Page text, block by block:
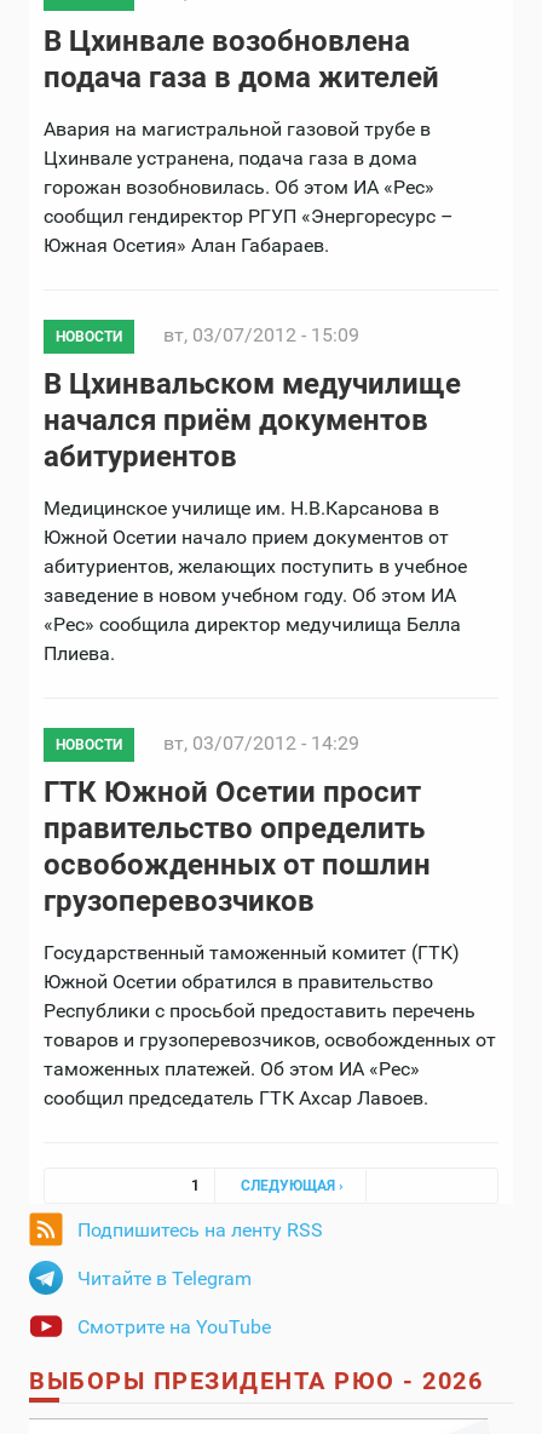
В Цхинвале возобновлена
подача газа в дома жителей
Авария на магистральной газовой трубе в
Цхинвале устранена, подача газа в дома
горожан возобновилась. Об этом ИА «Рес»
сообщил гендиректор РГУП «Энергоресурс –
Южная Осетия» Алан Габараев.
НОВОСТИ вт, 03/07/2012 - 15:09
В Цхинвальском медучилище
начался приём документов
абитуриентов
Медицинское училище им. Н.В.Карсанова в
Южной Осетии начало прием документов от
абитуриентов, желающих поступить в учебное
заведение в новом учебном году. Об этом ИА
«Рес» сообщила директор медучилища Белла
Плиева.
НОВОСТИ вт, 03/07/2012 - 14:29
ГТК Южной Осетии просит
правительство определить
освобожденных от пошлин
грузоперевозчиков
Государственный таможенный комитет (ГТК)
Южной Осетии обратился в правительство
Республики с просьбой предоставить перечень
товаров и грузоперевозчиков, освобожденных от
таможенных платежей. Об этом ИА «Рес»
сообщил председатель ГТК Ахсар Лавоев.
Страницы
1 СЛЕДУЮЩАЯ ›
Подпишитесь на ленту RSS
Читайте в Telegram
Смотрите на YouTube
ВЫБОРЫ ПРЕЗИДЕНТА РЮО - 2026